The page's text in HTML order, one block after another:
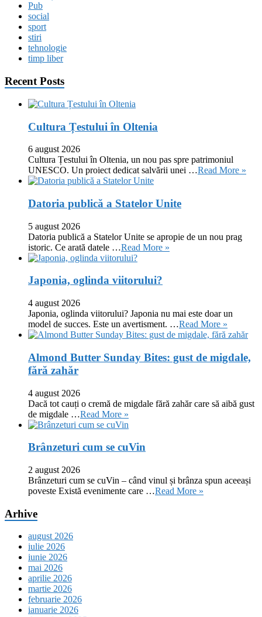
Pub
social
sport
stiri
tehnologie
timp liber
Recent Posts
Cultura Țestului în Oltenia
6 august 2026
Cultura Țestului în Oltenia, un nou pas spre patrimoniul
UNESCO. Un proiect dedicat salvării unei …Read More »
Datoria publică a Statelor Unite
5 august 2026
Datoria publică a Statelor Unite se apropie de un nou prag
istoric. Ce arată datele …Read More »
Japonia, oglinda viitorului?
4 august 2026
Japonia, oglinda viitorului? Japonia nu mai este doar un
model de succes. Este un avertisment. …Read More »
Almond Butter Sunday Bites: gust de migdale,
fără zahăr
4 august 2026
Dacă tot cauți o cremă de migdale fără zahăr care să aibă gust
de migdale …Read More »
Brânzeturi cum se cuVin
2 august 2026
Brânzeturi cum se cuVin – când vinul și brânza spun aceeași
poveste Există evenimente care …Read More »
Arhive
august 2026
iulie 2026
iunie 2026
mai 2026
aprilie 2026
martie 2026
februarie 2026
ianuarie 2026